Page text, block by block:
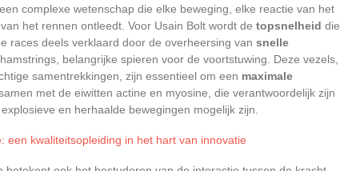
complexe wetenschap die elke beweging, elke reactie van het
het rennen ontleedt. Voor Usain Bolt wordt de topsnelheid die
races deels verklaard door de overheersing van snelle
belangrijke spieren voor de voortstuwing. Deze vezels,
samentrekkingen, zijn essentieel om een maximale
met de eiwitten actine en myosine, die verantwoordelijk zijn
en herhaalde bewegingen mogelijk zijn.
een kwaliteitsopleiding in het hart van innovatie